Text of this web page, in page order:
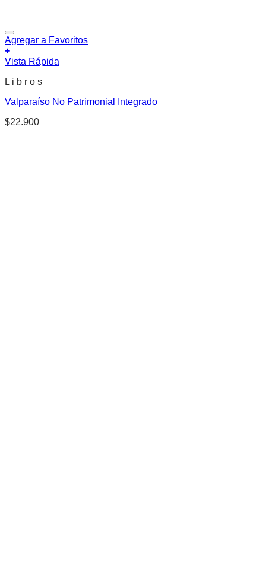
Agregar a Favoritos
+
Vista Rápida
L i b r o s
Valparaíso No Patrimonial Integrado
$22.900